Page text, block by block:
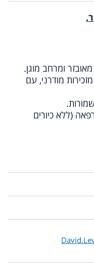
מודרני, עם
(ללא כיורים